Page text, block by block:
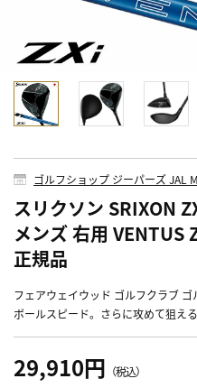
ゴルフショップ ジーパーズ JAL
スリクソン SRIXON
メンズ 右用 VENTUS
正規品
フェアウェイウッド ゴルフクラブ
ボールスピード。さらに攻めて狙える
29,910円 （税込）